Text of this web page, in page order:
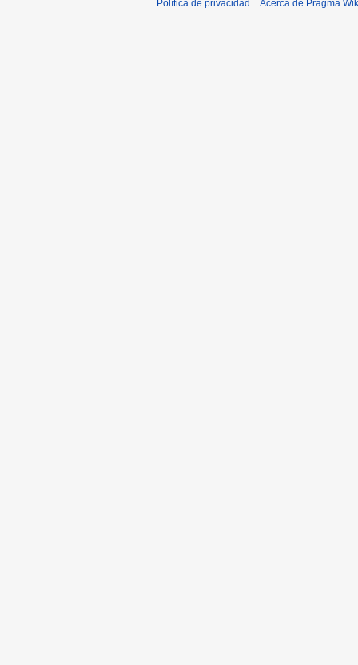
Política de privacidad Acerca de Pragma